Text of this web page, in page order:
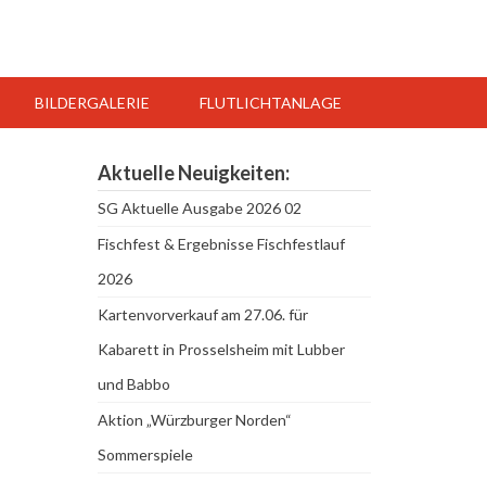
BILDERGALERIE FLUTLICHTANLAGE
Aktuelle Neuigkeiten:
SG Aktuelle Ausgabe 2026 02
Fischfest & Ergebnisse Fischfestlauf
2026
Kartenvorverkauf am 27.06. für
Kabarett in Prosselsheim mit Lubber
und Babbo
Aktion „Würzburger Norden“
Sommerspiele